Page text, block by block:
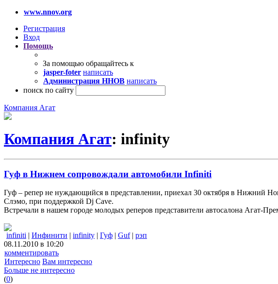
www.nnov.org
Регистрация
Вход
Помощь
За помощью обращайтесь к
jasper-foter написать
Администрация ННОВ написать
поиск по сайту
Компания Агат
Компания Агат: infinity
Гуф в Нижнем сопровождали автомобили Infiniti
Гуф – репер не нуждающийся в представлении, приехал 30 октября в Нижний
Слэмо, при поддержкой Dj Cave.
Встречали в нашем городе молодых реперов представители автосалона Агат-
infiniti | Инфинити | infinity | Гуф | Guf| рэп
08.11.2010 в 10:20
комментировать
Интересно Вам интересно
Больше не интересно
(0)